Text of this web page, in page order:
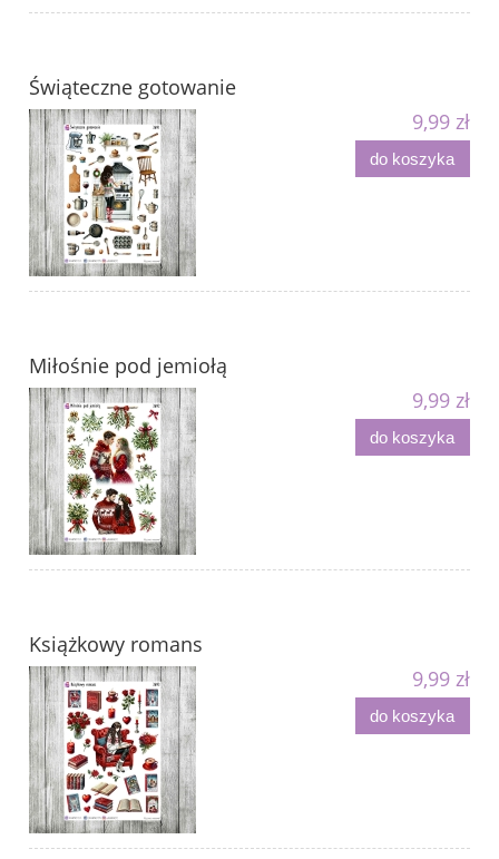
Świąteczne gotowanie
9,99 zł
do koszyka
Miłośnie pod jemiołą
9,99 zł
do koszyka
Książkowy romans
9,99 zł
do koszyka